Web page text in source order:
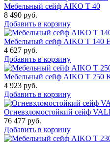
Мебельный сейф AIKO Т 40
8 490 руб.
Добавить в корзину
Мебельный сейф AIKO T 140
4 627 руб.
Добавить в корзину
Мебельный сейф AIKO T 250
4 923 руб.
Добавить в корзину
Огневзломостойкий сейф
76 477 руб.
Добавить в корзину